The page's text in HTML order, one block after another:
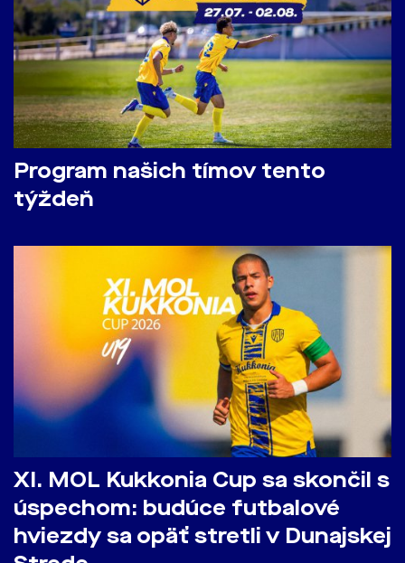
Program našich tímov tento
týždeň
​XI. MOL Kukkonia Cup sa skončil s
úspechom: budúce futbalové
hviezdy sa opäť stretli v Dunajskej